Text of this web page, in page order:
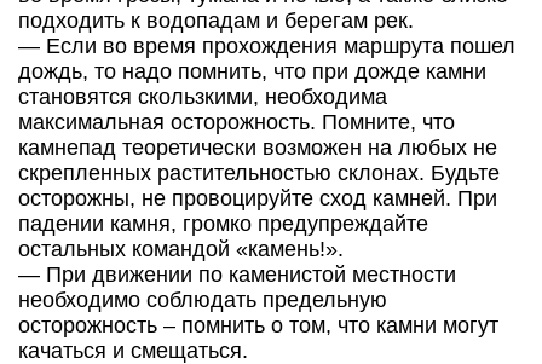
подходить к водопадам и берегам рек.
— Если во время прохождения маршрута пошел
дождь, то надо помнить, что при дожде камни
становятся скользкими, необходима
максимальная осторожность. Помните, что
камнепад теоретически возможен на любых не
скрепленных растительностью склонах. Будьте
осторожны, не провоцируйте сход камней. При
падении камня, громко предупреждайте
остальных командой «камень!».
— При движении по каменистой местности
необходимо соблюдать предельную
осторожность – помнить о том, что камни могут
качаться и смещаться.